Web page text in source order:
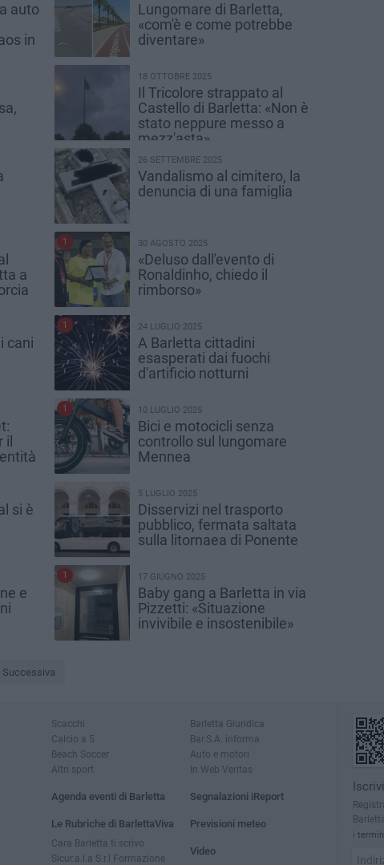
auto
in
Lungomare di Barletta,
«com'è e come potrebbe
diventare»
18 OTTOBRE 2025
Il Tricolore strappato al
Castello di Barletta: «Non è
stato neppure messo a
mezz'asta»
26 SETTEMBRE 2025
Vandalismo al cimitero, la
denuncia di una famiglia
a
1 30 AGOSTO 2025
«Deluso dall'evento di
Ronaldinho, chiedo il
rimborso»
cani
1 24 LUGLIO 2025
A Barletta cittadini
esasperati dai fuochi
d'artificio notturni
1 10 LUGLIO 2025
Bici e motocicli senza
controllo sul lungomare
Mennea
si è
5 LUGLIO 2025
Disservizi nel trasporto
pubblico, fermata saltata
sulla litornaea di Ponente
e
1 17 GIUGNO 2025
Baby gang a Barletta in via
Pizzetti: «Situazione
invivibile e insostenibile»
Successiva
Scacchi
Calcio a 5
Beach Soccer
Altri sport
Agenda eventi di Barletta
Le Rubriche di BarlettaViva
Cara Barletta ti scrivo
Sicur.a.l.a S.r.l Formazione
Barletta Giuridica
Bar.S.A. informa
Auto e motori
In Web Veritas
Segnalazioni iReport
Previsioni meteo
Video
i